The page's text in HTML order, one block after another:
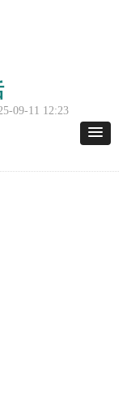
09-11 12:23